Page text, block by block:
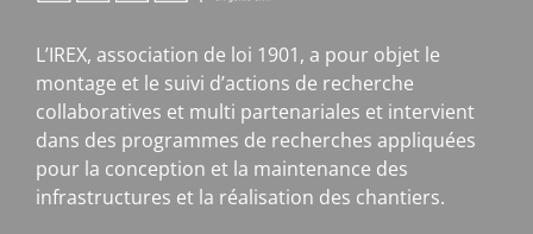
L’IREX, association de loi 1901, a pour objet le
montage et le suivi d’actions de recherche
collaboratives et multi partenariales et intervient
dans des programmes de recherches appliquées
pour la conception et la maintenance des
infrastructures et la réalisation des chantiers.